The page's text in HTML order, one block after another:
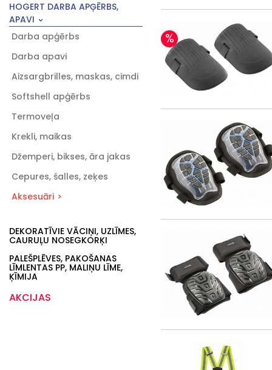
HOGERT DARBA APĢĒRBS,
APAVI
Darba apģērbs
Darba apavi
Aizsargbrilles, maskas, cimdi
Softshell apģērbs
Termoveļa
Krekli, maikas
Džemperi, bikses, āra jakas
Cepures, šalles, zeķes
Aksesuāri
DEKORATĪVIE VĀCIŅI, UZLĪMES,
CAURUĻU NOSEGKORĶI
PALEŠPLĒVES, PAKOŠANAS
LĪMLENTAS PP, MALIŅU LĪME,
ĶĪMIJA
AKCIJAS
%